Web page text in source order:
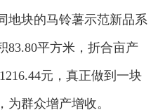
地块的马铃薯示范新品系
83.80平方米，折合亩产
元，真正做到一块
群众增产增收。